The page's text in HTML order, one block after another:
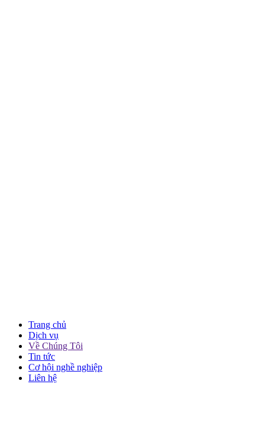
Trang chủ
Dịch vụ
Về Chúng Tôi
Tin tức
Cơ hội nghề nghiệp
Liên hệ